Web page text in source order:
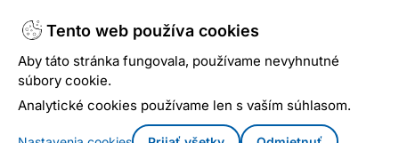
Tento web používa cookies
Aby táto stránka fungovala, používame nevyhnutné
súbory cookie.
Analytické cookies používame len s vaším súhlasom.